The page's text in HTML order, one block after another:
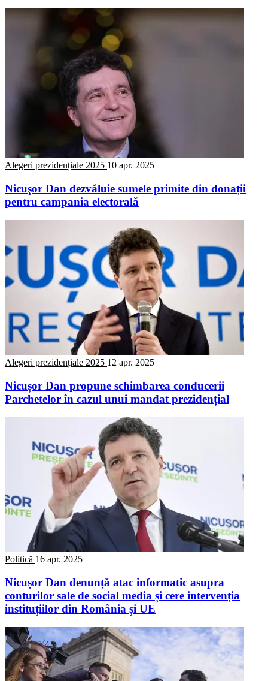
Alegeri prezidențiale 2025 10 apr. 2025
Nicuşor Dan dezvăluie sumele primite din donații
pentru campania electorală
Alegeri prezidențiale 2025 12 apr. 2025
Nicușor Dan propune schimbarea conducerii
Parchetelor în cazul unui mandat prezidențial
Politică 16 apr. 2025
Nicușor Dan denunță atac informatic asupra
conturilor sale de social media și cere intervenția
instituțiilor din România și UE